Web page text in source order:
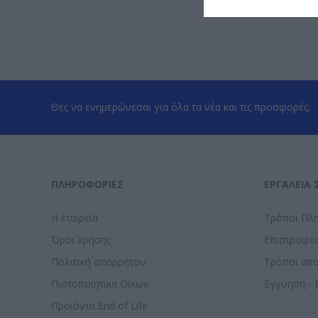
Θες να ενημερώνεσαι για όλα τα νέα και τις προσφορές;
ΠΛΗΡΟΦΟΡΊΕΣ
Η εταιρεία
Όροι Χρήσης
Πολιτική απορρήτου
Πιστοποιητικά Οίκων
Προϊόντα End of Life
ΕΡΓΑΛΕΊΑ
Τρόποι
Τρόποι
Εγγύηση -